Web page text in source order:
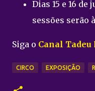
Dias 15 e 16 de
sessões serão
Siga o Canal Tadeu
CIRCO EXPOSIÇÃO